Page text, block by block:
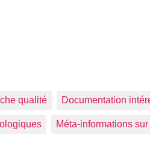
qualité Documentation
Méta-informations sur